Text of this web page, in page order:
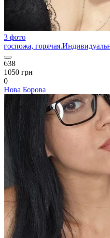
3 фото
госпожа,
638
1050 грн
0
Нова Борова